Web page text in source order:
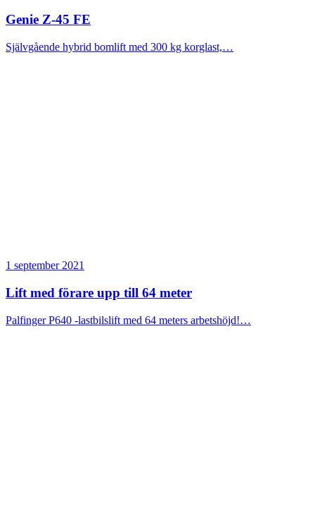
Genie Z-45 FE
Självgående hybrid bomlift med 300 kg korglast,…
1 september 2021
Lift med förare upp till 64 meter
Palfinger P640 -lastbilslift med 64 meters arbetshöjd!…